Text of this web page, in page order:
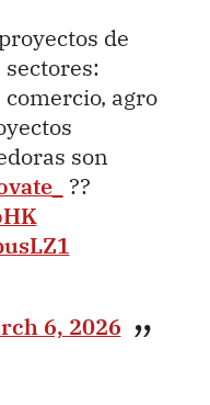
de
agro
son
??
6, 2026